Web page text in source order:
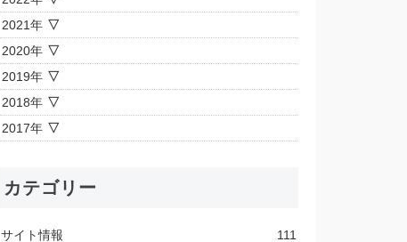
2021年
2020年
2019年
2018年
2017年
カテゴリー
サイト情報
111